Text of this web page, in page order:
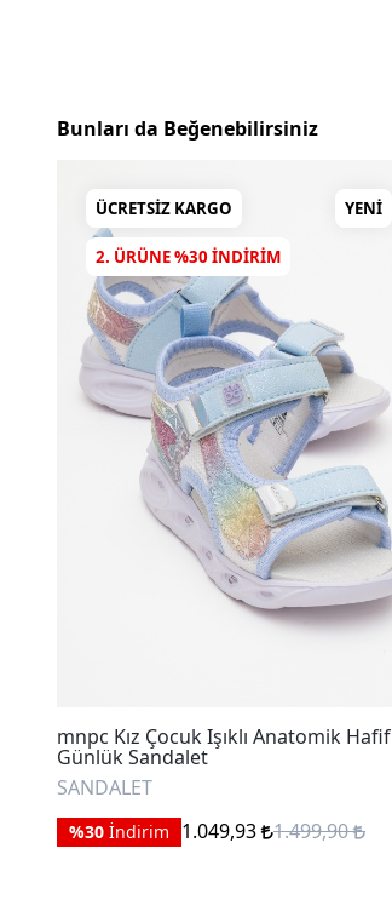
Bunları da Beğenebilirsiniz
ÜCRETSIZ KARGO YENI
2. ÜRÜNE %30 INDIRIM
mnpc Kız Çocuk Işıklı Anatomik Hafif
Günlük Sandalet
SANDALET
%30 İndirim 1.049,93 1.499,90